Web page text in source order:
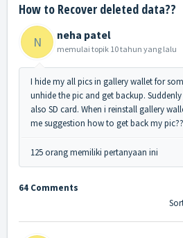
How to Recover deleted data??
N neha patel
memulai topik 10 tahun yang lalu
I hide my all pics in gallery wallet for
unhide the pic and get backup.
also SD card. When i reinstall gallery
me suggestion how to get back my pic??
125 orang memiliki pertanyaan ini
64 Comments